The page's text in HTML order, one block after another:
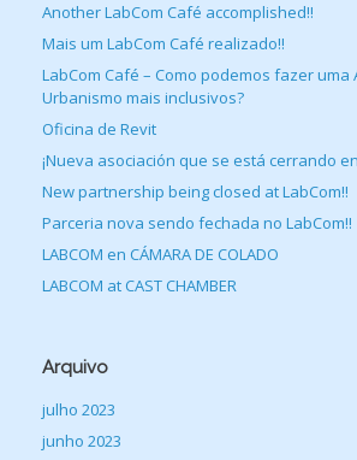
Another LabCom Café accomplished!!
Mais um LabCom Café realizado!!
LabCom Café – Como podemos fazer uma
Urbanismo mais inclusivos?
Oficina de Revit
¡Nueva asociación que se está cerrando
New partnership being closed at LabCom!!
Parceria nova sendo fechada no LabCom!!
LABCOM en CÁMARA DE COLADO
LABCOM at CAST CHAMBER
Arquivo
julho 2023
junho 2023